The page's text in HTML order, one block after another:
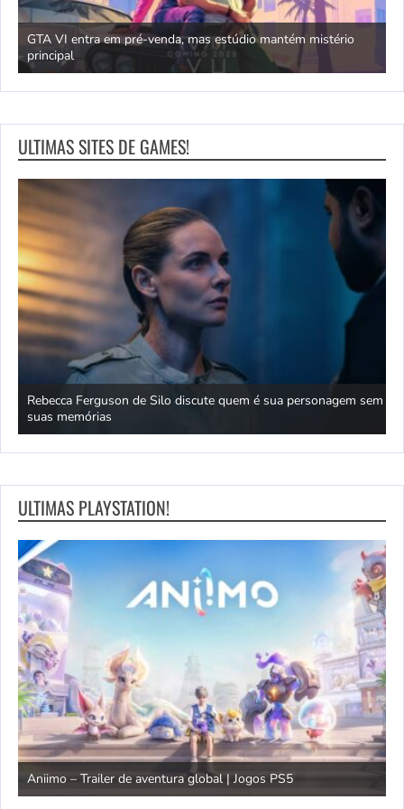
GTA VI entra em pré-venda, mas estúdio mantém mistério
principal
ULTIMAS SITES DE GAMES!
Rebecca Ferguson de Silo discute quem é sua personagem sem
suas memórias
ULTIMAS PLAYSTATION!
Aniimo – Trailer de aventura global | Jogos PS5